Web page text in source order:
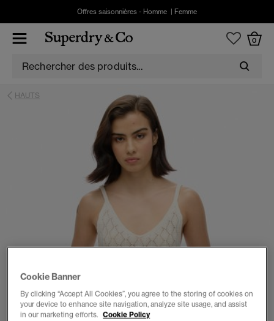
Offres saisonnières - Homme Femme
0
HAUTS
Cookie Banner
By clicking “Accept All Cookies”, you agree to the storing of cookies on
your device to enhance site navigation, analyze site usage, and assist
in our marketing efforts. Cookie Policy